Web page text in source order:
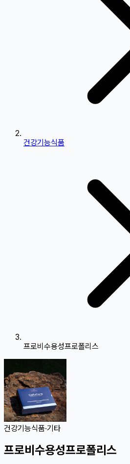
건강기능식품
프로비수용성프로폴리스
건강기능식품·기타
프로비수용성프로폴리스